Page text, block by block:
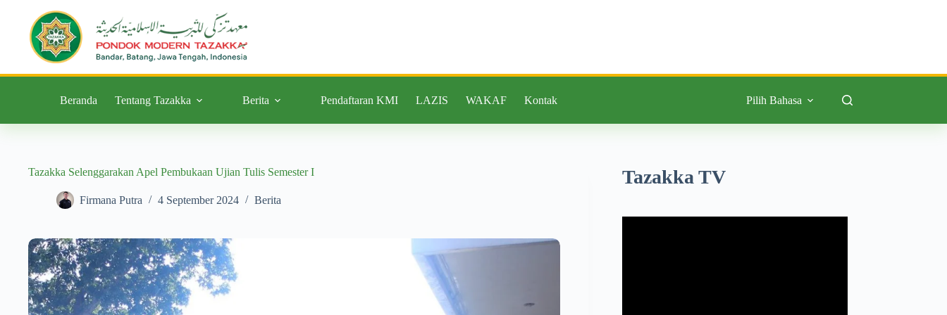
Beranda Tentang Tazakka Berita Pendaftaran KMI LAZIS WAKAF Kontak Pilih Bahasa
Tazakka Selenggarakan Apel Pembukaan Ujian Tulis Semester I
Firmana Putra 4 September 2024 Berita
Tazakka TV